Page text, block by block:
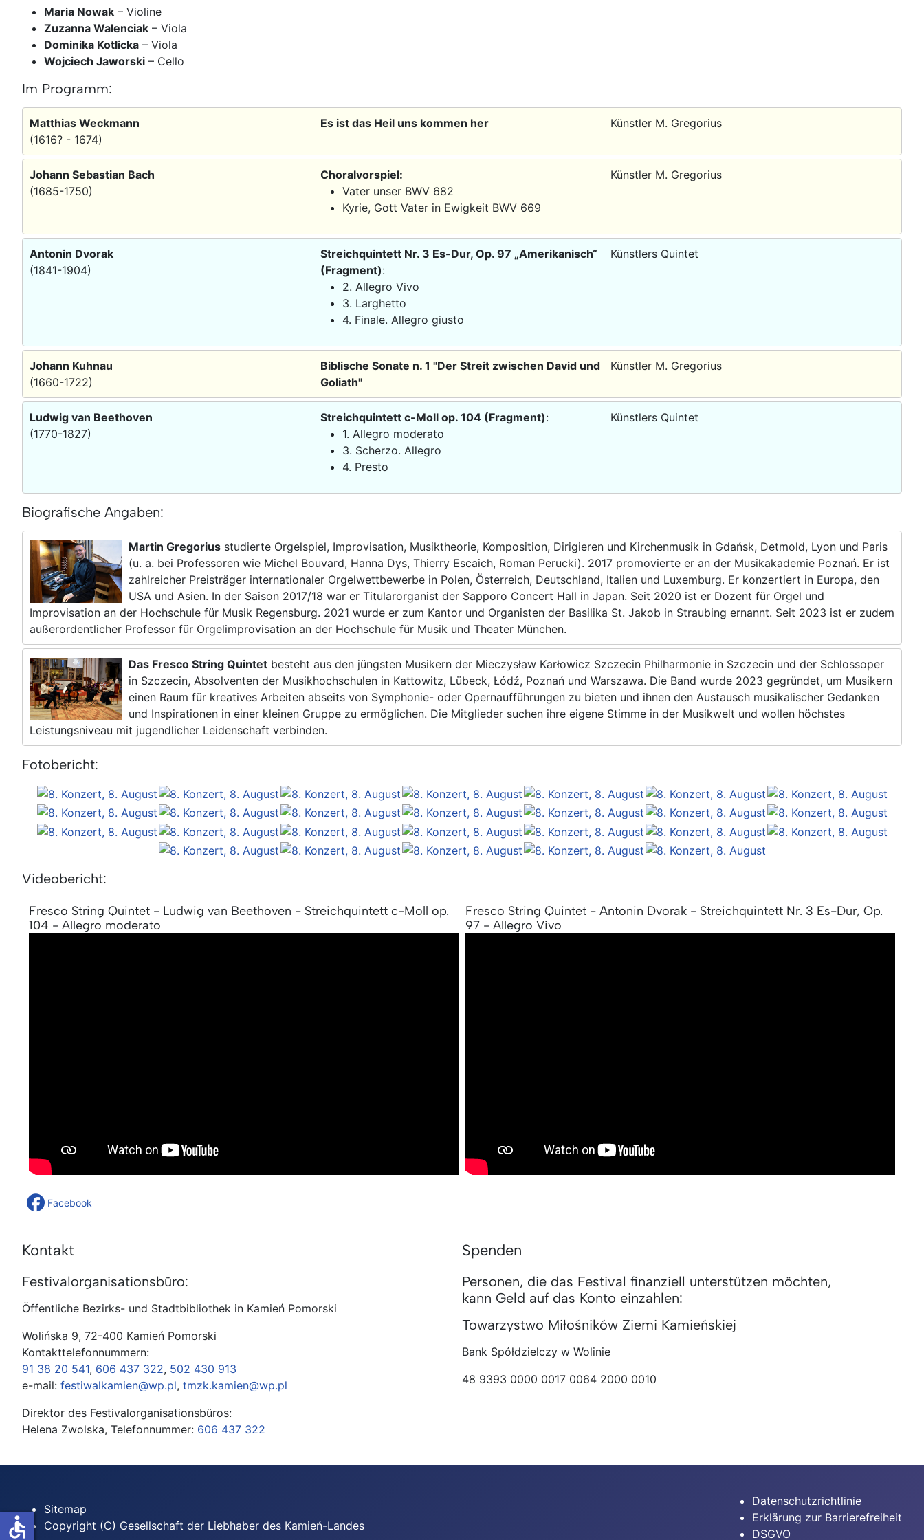
Maria Nowak – Violine
Zuzanna Walenciak – Viola
Dominika Kotlicka – Viola
Wojciech Jaworski – Cello
Im Programm:
Matthias Weckmann
(1616? - 1674)
Es ist das Heil uns kommen her Künstler M. Gregorius
Johann Sebastian Bach
(1685-1750)
Choralvorspiel:
Vater unser BWV 682
Kyrie, Gott Vater in Ewigkeit BWV 669
Künstler M. Gregorius
Antonin Dvorak
(1841-1904)
Streichquintett Nr. 3 Es-Dur, Op. 97 „Amerikanisch“
(Fragment):
2. Allegro Vivo
3. Larghetto
4. Finale. Allegro giusto
Künstlers Quintet
Johann Kuhnau
(1660-1722)
Biblische Sonate n. 1 "Der Streit zwischen David und
Goliath"
Künstler M. Gregorius
Ludwig van Beethoven
(1770-1827)
Streichquintett c-Moll op. 104 (Fragment):
1. Allegro moderato
3. Scherzo. Allegro
4. Presto
Künstlers Quintet
Biografische Angaben:
Martin Gregorius studierte Orgelspiel, Improvisation, Musiktheorie, Komposition, Dirigieren und Kirchenmusik in Gdańsk, Detmold, Lyon und Paris
(u. a. bei Professoren wie Michel Bouvard, Hanna Dys, Thierry Escaich, Roman Perucki). 2017 promovierte er an der Musikakademie Poznań. Er ist
zahlreicher Preisträger internationaler Orgelwettbewerbe in Polen, Österreich, Deutschland, Italien und Luxemburg. Er konzertiert in Europa, den
USA und Asien. In der Saison 2017/18 war er Titularorganist der Sapporo Concert Hall in Japan. Seit 2020 ist er Dozent für Orgel und
Improvisation an der Hochschule für Musik Regensburg. 2021 wurde er zum Kantor und Organisten der Basilika St. Jakob in Straubing ernannt. Seit 2023 ist er zudem
außerordentlicher Professor für Orgelimprovisation an der Hochschule für Musik und Theater München.
Das Fresco String Quintet besteht aus den jüngsten Musikern der Mieczysław Karłowicz Szczecin Philharmonie in Szczecin und der Schlossoper
in Szczecin, Absolventen der Musikhochschulen in Kattowitz, Lübeck, Łódź, Poznań und Warszawa. Die Band wurde 2023 gegründet, um Musikern
einen Raum für kreatives Arbeiten abseits von Symphonie- oder Opernaufführungen zu bieten und ihnen den Austausch musikalischer Gedanken
und Inspirationen in einer kleinen Gruppe zu ermöglichen. Die Mitglieder suchen ihre eigene Stimme in der Musikwelt und wollen höchstes
Leistungsniveau mit jugendlicher Leidenschaft verbinden.
Fotobericht:
Videobericht:
Fresco String Quintet - Ludwig van Beethoven - Streichquintett c-Moll op.
104 - Allegro moderato
Fresco String Quintet - Antonin Dvorak - Streichquintett Nr. 3 Es-Dur, Op.
97 - Allegro Vivo
Facebook
Kontakt
Festivalorganisationsbüro:
Öffentliche Bezirks- und Stadtbibliothek in Kamień Pomorski
Wolińska 9, 72-400 Kamień Pomorski
Kontakttelefonnummern:
91 38 20 541, 606 437 322, 502 430 913
e-mail: festiwalkamien@wp.pl, tmzk.kamien@wp.pl
Direktor des Festivalorganisationsbüros:
Helena Zwolska, Telefonnummer: 606 437 322
Spenden
Personen, die das Festival finanziell unterstützen möchten,
kann Geld auf das Konto einzahlen:
Towarzystwo Miłośników Ziemi Kamieńskiej
Bank Spółdzielczy w Wolinie
48 9393 0000 0017 0064 2000 0010
Sitemap
Copyright (C) Gesellschaft der Liebhaber des Kamień-Landes
Datenschutzrichtlinie
Erklärung zur Barrierefreiheit
DSGVO
accessible